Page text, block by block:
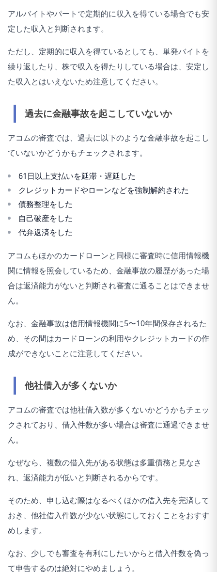
アルバイトやパートで定期的に収入を得ている場合でも安
定した収入と判断されます。
ただし、定期的に収入を得ているとしても、単発バイトを
繰り返したり、株で収入を得たりしている場合は、安定し
た収入とはいえないため注意してください。
過去に金融事故を起こしていないか
アコムの審査では、過去に以下のような金融事故を起こし
ていないかどうかもチェックされます。
61日以上支払いを延滞・遅延した
クレジットカードやローンなどを強制解約された
債務整理をした
自己破産をした
代弁返済をした
アコムもほかのカードローンと同様に審査時に信用情報機
関に情報を照会しているため、金融事故の履歴があった場
合は返済能力がないと判断され審査に通ることはできませ
ん。
なお、金融事故は信用情報機関に5〜10年間保存されるた
め、その間はカードローンの利用やクレジットカードの作
成ができないことに注意してください。
他社借入が多くないか
アコムの審査では他社借入数が多くないかどうかもチェッ
クされており、借入件数が多い場合は審査に通過できませ
ん。
なぜなら、複数の借入先がある状態は多重債務と見なさ
れ、返済能力が低いと判断されるからです。
そのため、申し込む際はなるべくほかの借入先を完済して
おき、他社借入件数が少ない状態にしておくことをおすす
めします。
なお、少しでも審査を有利にしたいからと借入件数を偽っ
て申告するのは絶対にやめましょう。